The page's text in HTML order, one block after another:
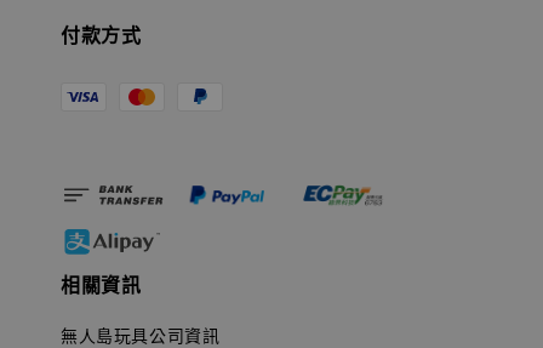
付款方式
相關資訊
無人島玩具公司資訊